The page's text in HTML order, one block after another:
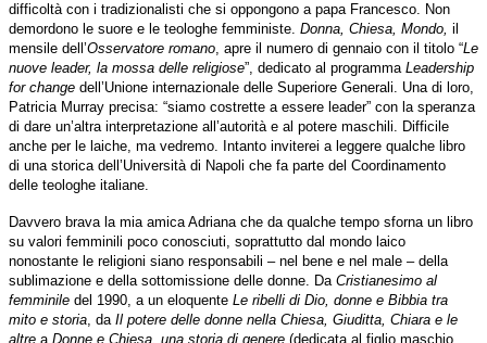
difficoltà con i tradizionalisti che si oppongono a papa Francesco. Non
demordono le suore e le teologhe femministe. Donna, Chiesa, Mondo, il
mensile dell’Osservatore romano, apre il numero di gennaio con il titolo “Le
nuove leader, la mossa delle religiose”, dedicato al programma Leadership
for change dell’Unione internazionale delle Superiore Generali. Una di loro,
Patricia Murray precisa: “siamo costrette a essere leader” con la speranza
di dare un’altra interpretazione all’autorità e al potere maschili. Difficile
anche per le laiche, ma vedremo. Intanto inviterei a leggere qualche libro
di una storica dell’Università di Napoli che fa parte del Coordinamento
delle teologhe italiane.
Davvero brava la mia amica Adriana che da qualche tempo sforna un libro
su valori femminili poco conosciuti, soprattutto dal mondo laico
nonostante le religioni siano responsabili – nel bene e nel male – della
sublimazione e della sottomissione delle donne. Da Cristianesimo al
femminile del 1990, a un eloquente Le ribelli di Dio, donne e Bibbia tra
mito e storia, da Il potere delle donne nella Chiesa, Giuditta, Chiara e le
altre a Donne e Chiesa, una storia di genere (dedicata al figlio maschio